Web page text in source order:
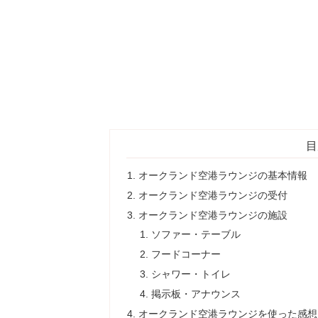
オークランド空港ラウンジの基本情報
オークランド空港ラウンジの受付
オークランド空港ラウンジの施設
ソファー・テーブル
フードコーナー
シャワー・トイレ
掲示板・アナウンス
オークランド空港ラウンジを使った感想